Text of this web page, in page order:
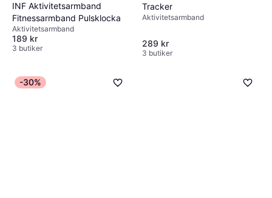
INF Aktivitetsarmband
Fitnessarmband Pulsklocka
Aktivitetsarmband
189 kr
3 butiker
Tracker
Aktivitetsarmband
289 kr
3 butiker
-30%